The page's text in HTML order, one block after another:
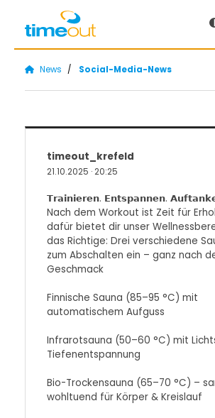
News Social-Media-News
timeout_krefeld
21.10.2025 ·20:25
𝗧𝗿𝗮𝗶𝗻𝗶𝗲𝗿𝗲𝗻. 𝗘𝗻𝘁𝘀𝗽𝗮𝗻𝗻𝗲𝗻.
Nach dem Workout ist Zeit für
dafür bietet dir unser
das Richtige: Drei verschiedene
zum Abschalten ein – ganz nach
Geschmack
Finnische Sauna (85–95 °C) mit
automatischem Aufguss
Infrarotsauna (50–60 °C) mit
Tiefenentspannung
Bio-Trockensauna (65–70 °C) –
wohltuend für Körper & Kreislauf
Startseite
Über uns
News
timeout News
Social-Media-News
Angebote